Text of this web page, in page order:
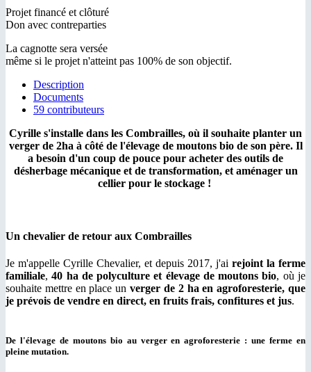
Projet financé et clôturé
Don avec contreparties
La cagnotte sera versée
même si le projet n'atteint pas 100% de son objectif.
Description
Documents
59 contributeurs
Cyrille s'installe dans les Combrailles, où il souhaite planter un
verger de 2ha à côté de l'élevage de moutons bio de son père. Il
a besoin d'un coup de pouce pour acheter des outils de
désherbage mécanique et de transformation, et aménager un
cellier pour le stockage !
Un chevalier de retour aux Combrailles
Je m'appelle Cyrille Chevalier, et depuis 2017, j'ai rejoint la ferme
familiale,40 ha de polyculture et élevage de moutons bio, où je
souhaite mettre en place unverger de 2 ha en agroforesterie, que
je prévois de vendre en direct, en fruits frais, confitures et jus.
De l'élevage de moutons bio au verger en agroforesterie : une ferme en
pleine mutation.